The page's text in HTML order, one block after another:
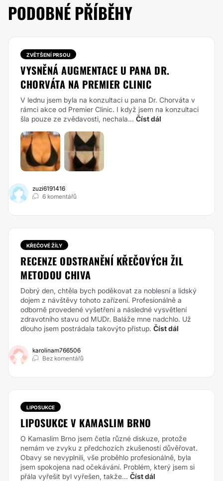
PODOBNÉ PŘÍBĚHY
ZVĚTŠENÍ PRSOU
VYSNĚNÁ AUGMENTACE U PANA DR.
CHORVÁTA NA PREMIER CLINIC
V lednu jsem byla na konzultaci u pana Dr. Chorváta v
rámci akce od Premier Clinic. I když jsem na konzultaci
šla pouze ze zvědavosti, nechala... Číst dál
zuzi6191416
6 komentářů
KŘEČOVÉ ŽÍLY
RECENZE ODSTRANĚNÍ KŘEČOVÝCH ŽIL
METODOU CHIVA
Dobrý den, chtěla bych poděkovat za noblesní a lidský
dojem z návštěvy tohoto zařízení. Profesionálně a
odborně provedené vyšetření a následné vysvětlení
zdravotního stavu od MUDr. Baláže mne nadchlo. Už
dlouho jsem postrádala takovýto přístup. Číst dál
karolinam766506
Bez komentářů
LIPOSUKCE
LIPOSUKCE V KAMASLIM BRNO
O Kamaslim Brno jsem četla různé diskuze, protože
nemám ve zvyku z předchozích zkušeností důvěřovat.
Obavy se nevyplnili, vše proběhlo profesionálně, byla
jsem spokojena nad očekávání. Problém, který jsem si
přála vyřešit byl vyřešen, takže... Číst dál